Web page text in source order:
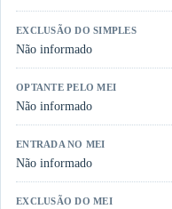
EXCLUSÃO DO SIMPLES
Não informado
OPTANTE PELO MEI
Não informado
ENTRADA NO MEI
Não informado
EXCLUSÃO DO MEI